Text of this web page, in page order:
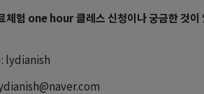
체험 one hour 클레스 신청이나 궁금한 것이
: lydianish